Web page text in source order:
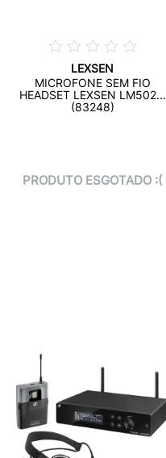
LEXSEN
MICROFONE SEM FIO
HEADSET LEXSEN LM502...
(83248)
PRODUTO ESGOTADO :(